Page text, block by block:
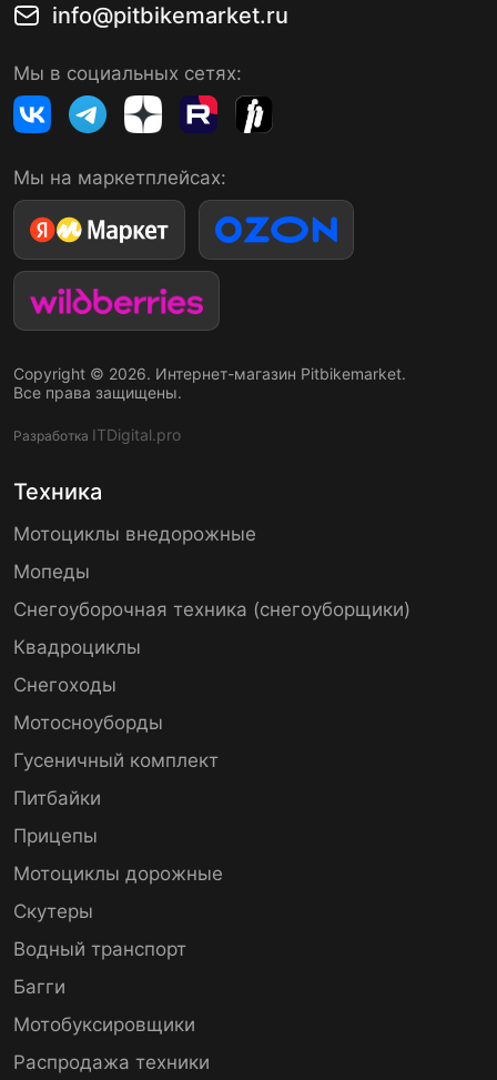
info@pitbikemarket.ru
Мы в социальных сетях:
Мы на маркетплейсах:
Copyright © 2026. Интернет-магазин Pitbikemarket.
Все права защищены.
Разработка ITDigital.pro
Техника
Мотоциклы внедорожные
Мопеды
Снегоуборочная техника (снегоуборщики)
Квадроциклы
Снегоходы
Мотосноуборды
Гусеничный комплект
Питбайки
Прицепы
Мотоциклы дорожные
Скутеры
Водный транспорт
Багги
Мотобуксировщики
Распродажа техники